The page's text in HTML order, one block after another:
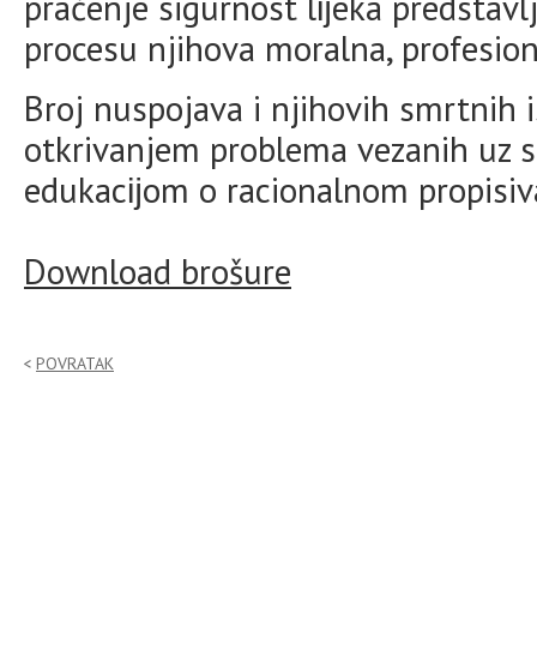
procesu njihova moralna,
Broj nuspojava i njihovih smrtnih
otkrivanjem problema vezanih uz
edukacĳom o racionalnom
Download brošure
POVRATAK